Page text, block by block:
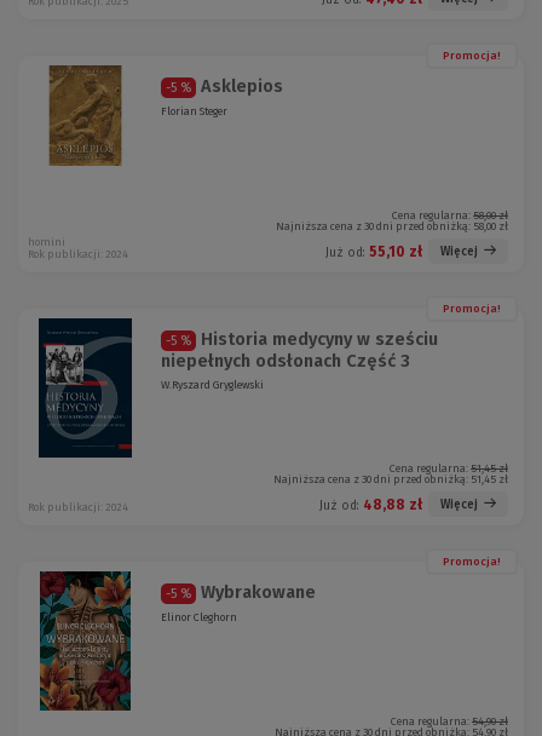
Promocja!
-5 % Asklepios
Florian Steger
Cena regularna: 58,00 zł
Najniższa cena z 30 dni przed obniżką: 58,00 zł
Już od: 55,10 zł Więcej
homini
Rok publikacji: 2024
Promocja!
-5 %
Historia medycyny w sześciu
niepełnych odsłonach Część 3
W.Ryszard Gryglewski
Cena regularna: 51,45 zł
Najniższa cena z 30 dni przed obniżką: 51,45 zł
Już od: 48,88 zł Więcej
Rok publikacji: 2024
Promocja!
-5 % Wybrakowane
Elinor Cleghorn
Cena regularna: 54,90 zł
Najniższa cena z 30 dni przed obniżką: 54,90 zł